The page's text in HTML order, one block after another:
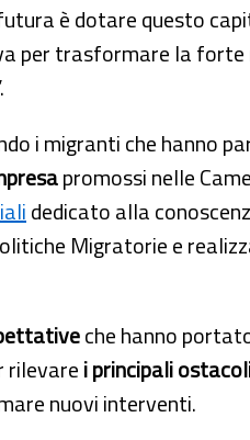
è dotare questo
per trasformare la forte
i migranti che hanno
promossi nelle
dedicato alla
Migratorie e
che hanno
rilevarei principali
nuovi interventi.